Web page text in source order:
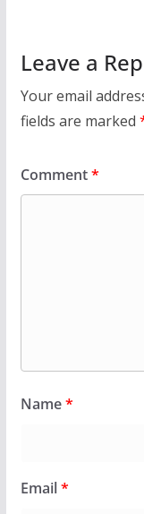
Leave a
Your email
fields are marked
Comment*
Name*
Email*